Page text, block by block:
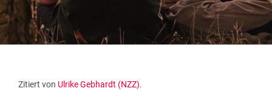
Zitiert von Ulrike Gebhardt (NZZ).